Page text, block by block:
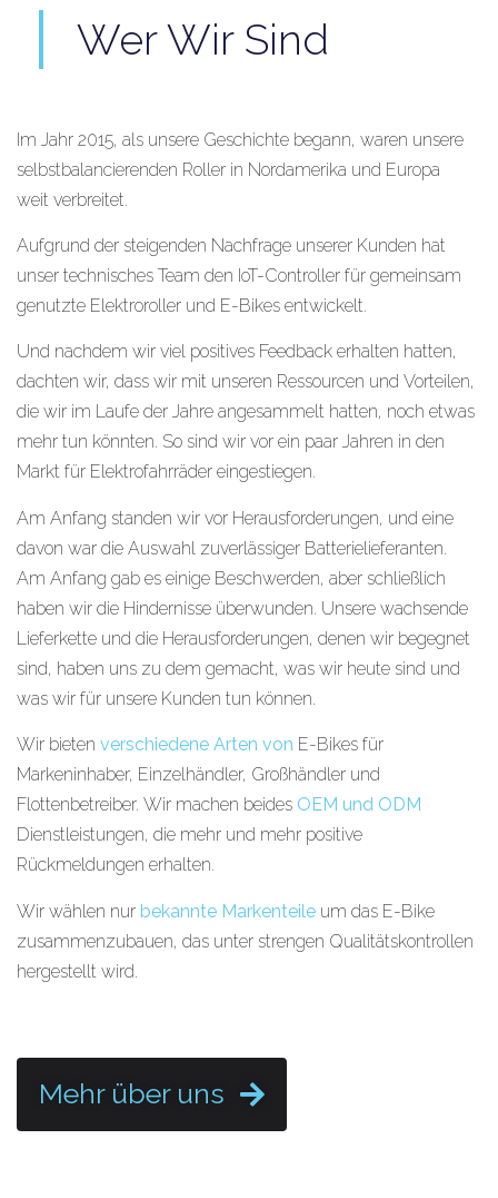
Wer Wir Sind
Im Jahr 2015, als unsere Geschichte begann, waren unsere
selbstbalancierenden Roller in Nordamerika und Europa
weit verbreitet.
Aufgrund der steigenden Nachfrage unserer Kunden hat
unser technisches Team den IoT-Controller für gemeinsam
genutzte Elektroroller und E-Bikes entwickelt.
Und nachdem wir viel positives Feedback erhalten hatten,
dachten wir, dass wir mit unseren Ressourcen und Vorteilen,
die wir im Laufe der Jahre angesammelt hatten, noch etwas
mehr tun könnten. So sind wir vor ein paar Jahren in den
Markt für Elektrofahrräder eingestiegen.
Am Anfang standen wir vor Herausforderungen, und eine
davon war die Auswahl zuverlässiger Batterielieferanten.
Am Anfang gab es einige Beschwerden, aber schließlich
haben wir die Hindernisse überwunden. Unsere wachsende
Lieferkette und die Herausforderungen, denen wir begegnet
sind, haben uns zu dem gemacht, was wir heute sind und
was wir für unsere Kunden tun können.
Wir bieten verschiedene Arten von E-Bikes für
Markeninhaber, Einzelhändler, Großhändler und
Flottenbetreiber. Wir machen beides OEM und ODM
Dienstleistungen, die mehr und mehr positive
Rückmeldungen erhalten.
Wir wählen nur bekannte Markenteile um das E-Bike
zusammenzubauen, das unter strengen Qualitätskontrollen
hergestellt wird.
Mehr über uns